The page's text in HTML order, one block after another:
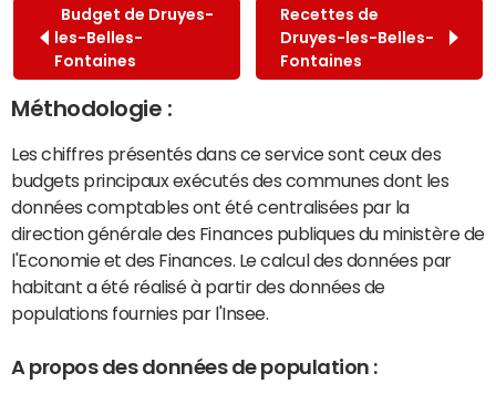
Budget de Druyes-
les-Belles-
Fontaines
Recettes de
Druyes-les-Belles-
Fontaines
Méthodologie :
Les chiffres présentés dans ce service sont ceux des
budgets principaux exécutés des communes dont les
données comptables ont été centralisées par la
direction générale des Finances publiques du ministère de
l'Economie et des Finances. Le calcul des données par
habitant a été réalisé à partir des données de
populations fournies par l'Insee.
A propos des données de population :